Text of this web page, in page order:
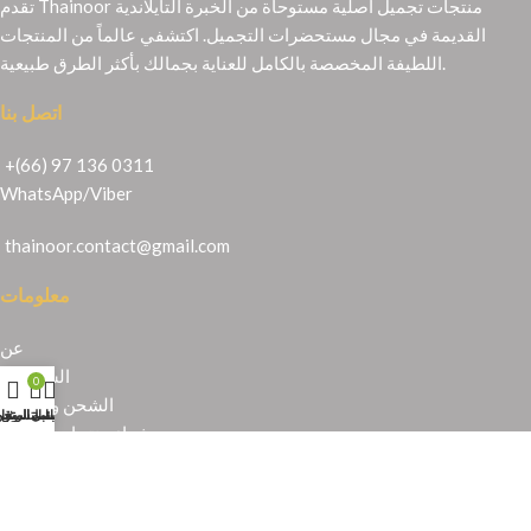
تقدم Thainoor منتجات تجميل أصلية مستوحاة من الخبرة التايلاندية
القديمة في مجال مستحضرات التجميل. اكتشفي عالماً من المنتجات
اللطيفة المخصصة بالكامل للعناية بجمالك بأكثر الطرق طبيعية.
اتصل بنا
+(66) 97 136 0311
WhatsApp/Viber
thainoor.contact@gmail.com
معلومات
عن
الشهادات
الشحن والإرجاع
شراء منتجات تايلندية
قائمة
0
عربة التسوق
حسابي